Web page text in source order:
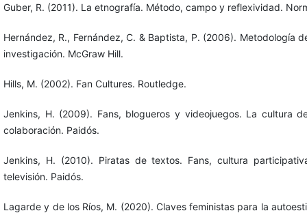
Guber, R. (2011). La etnografía. Método, campo y reflexividad.
Hernández, R., Fernández, C. & Baptista, P. (2006). Metodología
investigación. McGraw Hill.
Hills, M. (2002). Fan Cultures. Routledge.
Jenkins, H. (2009). Fans, blogueros y videojuegos. La cultura
colaboración. Paidós.
Jenkins, H. (2010). Piratas de textos. Fans, cultura
televisión. Paidós.
Lagarde y de los Ríos, M. (2020). Claves feministas para la